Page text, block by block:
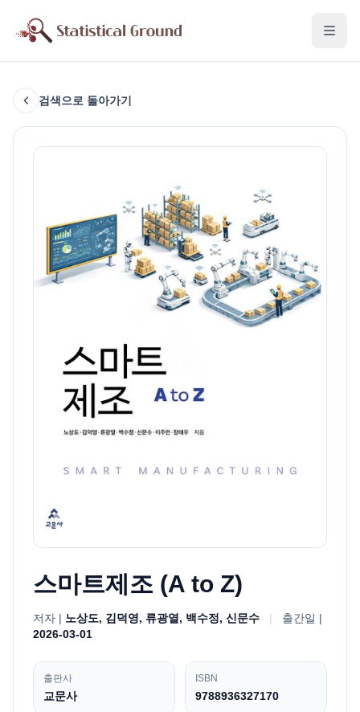
검색으로 돌아가기
스마트제조 (A to Z)
저자 | 노상도, 김덕영, 류광열, 백수정, 신문수 |
출간일 |
2026-03-01
출판사
교문사
ISBN
9788936327170